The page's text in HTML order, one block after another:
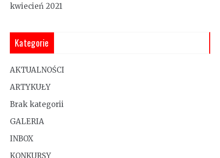
kwiecień 2021
Kategorie
AKTUALNOŚCI
ARTYKUŁY
Brak kategorii
GALERIA
INBOX
KONKURSY